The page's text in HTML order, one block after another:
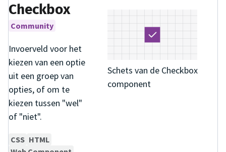
Schets van de Checkbox
component
Checkbox
Community
Invoerveld voor het
kiezen van een optie
uit een groep van
opties, of om te
kiezen tussen "wel"
of "niet".
CSS HTML